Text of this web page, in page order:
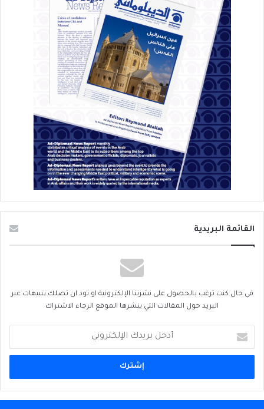
القائمة البريدية
في حال كنت ترغب بالحصول على نشرتنا الإلكترونية او تود ان تصلك تنبيهات عبر
البريد حول المقالات التي ينشرها الموقع الرجاء الاشتراك
بريدك
الإلكتروني